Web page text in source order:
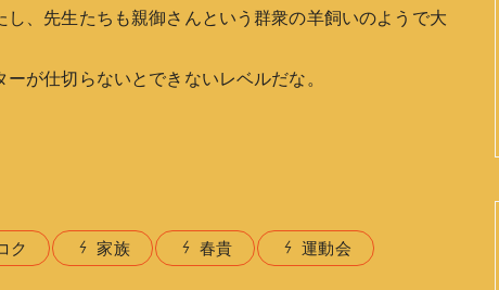
、先生たちも親御さんという群衆の羊飼いのようで大
が仕切らないとできないレベルだな。
ク 家族 春貴 運動会